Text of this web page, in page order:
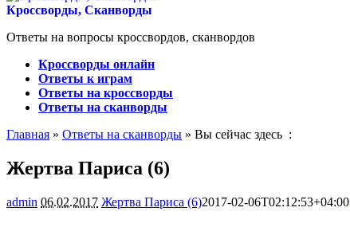
Кроссворды, Сканворды
Ответы на вопросы кроссвордов, сканвордов
Кроссворды онлайн
Ответы к играм
Ответы на кроссворды
Ответы на сканворды
Главная » Ответы на сканворды » Вы сейчас здесь :
Жертва Париса (6)
admin 06.02.2017 Жертва Париса (6)2017-02-06T02:12:53+04:00